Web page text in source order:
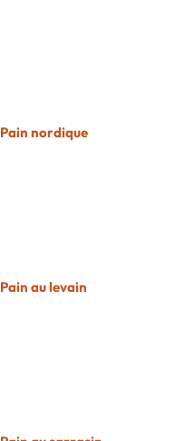
Pain nordique
Pain au levain